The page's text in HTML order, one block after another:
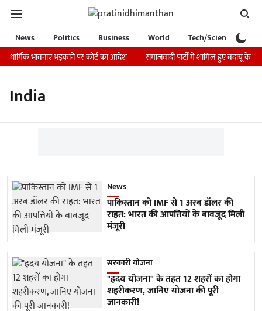
News Politics Business World Tech/Science
धार्मिक भावनाएं भड़काने पर कोर्ट का आदेश
समाजवादी पार्टी में शामिल हुए बदायूं के
India
News
पाकिस्तान को IMF से 1 अरब डॉलर की
राहत: भारत की आपत्तियों के बावजूद मिली
मंजूरी
सरकारी योजना
"ह्रदय योजना" के तहत 12 शहरों का होगा
शहरीकरण, जानिए योजना की पूरी
जानकारी!